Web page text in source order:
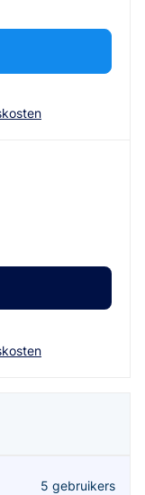
5 gebruikers